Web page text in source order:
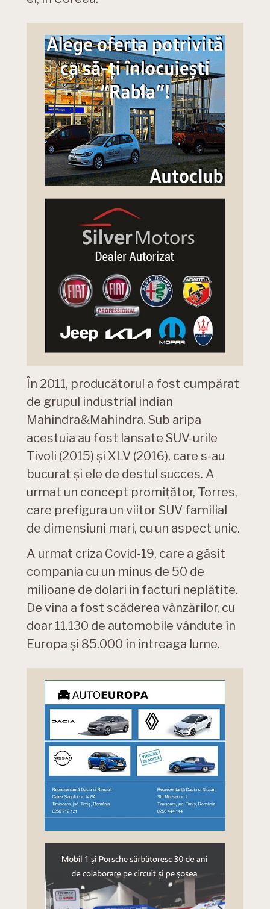
În 2011, producătorul a fost cumpărat
de grupul industrial indian
Mahindra&Mahindra. Sub aripa
acestuia au fost lansate SUV-urile
Tivoli (2015) și XLV (2016), care s-au
bucurat și ele de destul succes. A
urmat un concept promițător, Torres,
care prefigura un viitor SUV familial
de dimensiuni mari, cu un aspect unic.
A urmat criza Covid-19, care a găsit
compania cu un minus de 50 de
milioane de dolari în facturi neplătite.
De vina a fost scăderea vânzărilor, cu
doar 11.130 de automobile vândute în
Europa și 85.000 în întreaga lume.